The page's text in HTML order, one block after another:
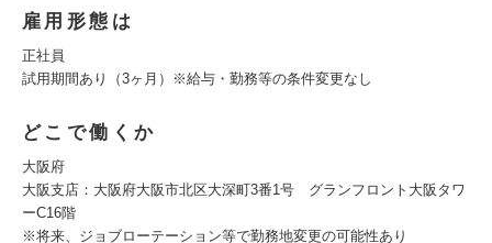
雇用形態は
正社員
試用期間あり（3ヶ月）※給与・勤務等の条件変更なし
どこで働くか
大阪府
大阪支店：大阪府大阪市北区大深町3番1号 グランフロント大阪タワ
ーC16階
※将来、ジョブローテーション等で勤務地変更の可能性あり